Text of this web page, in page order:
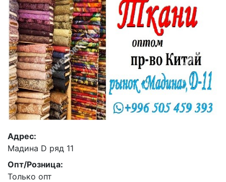
Адрес:
Мадина D ряд 11
Опт/Розница:
Только опт